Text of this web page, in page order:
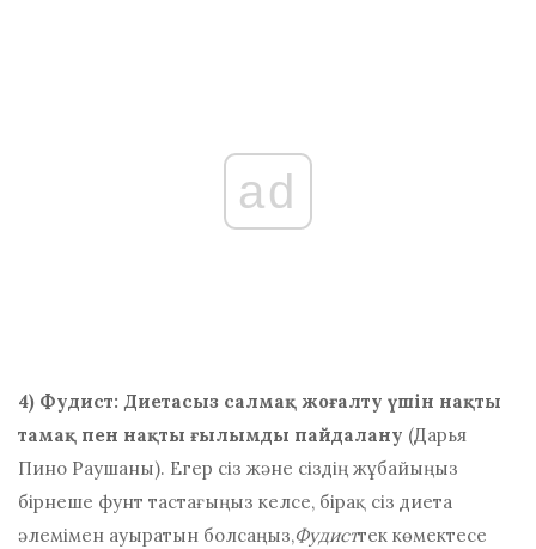
ad
4) Фудист: Диетасыз салмақ жоғалту үшін нақты
тамақ пен нақты ғылымды пайдалану (Дарья
Пино Раушаны). Егер сіз және сіздің жұбайыңыз
бірнеше фунт тастағыңыз келсе, бірақ сіз диета
әлемімен ауыратын болсаңыз,Фудисттек көмектесе